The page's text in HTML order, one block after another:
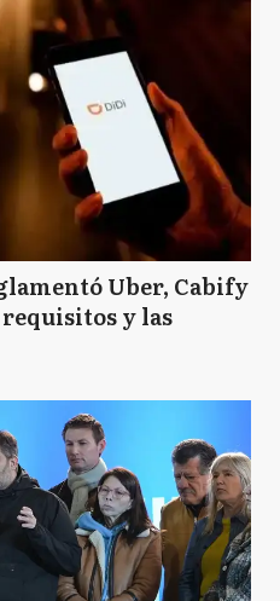
Uber, Cabify
y las